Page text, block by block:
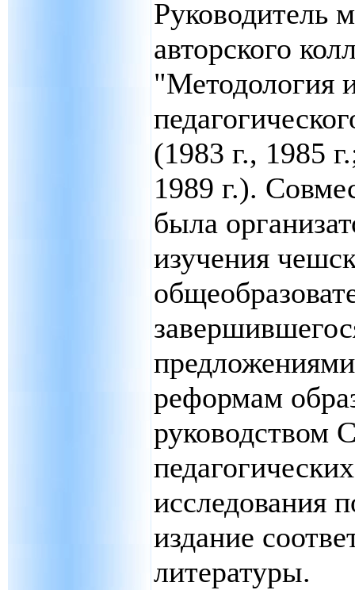
Руководитель
авторского
"Методология
(1983 г., 1985
1989 г.).
была
изучения
реформам
руководством
исследования
издание
литературы.